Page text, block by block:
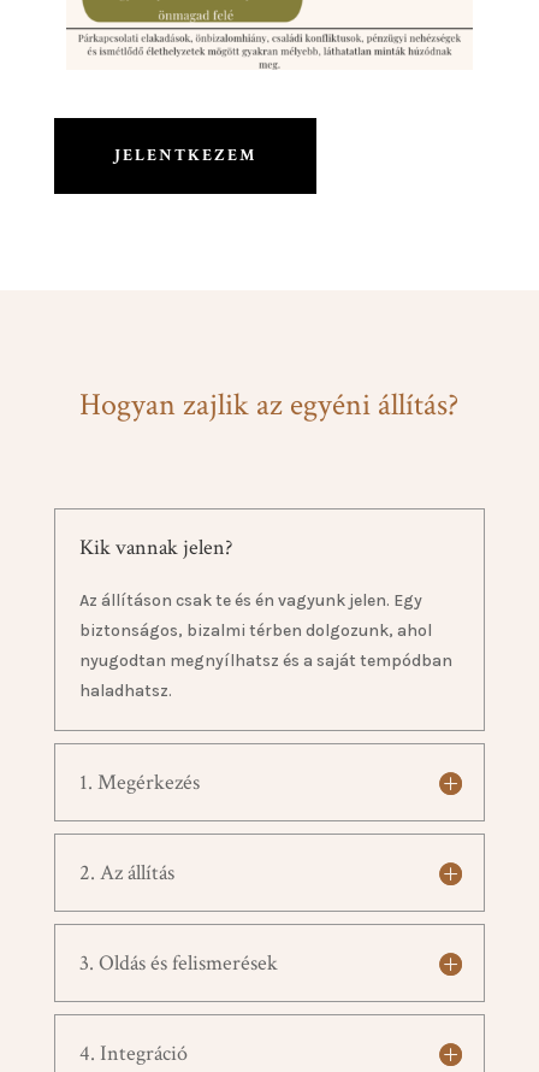
JELENTKEZEM
Hogyan zajlik az egyéni állítás?
Kik vannak jelen?
Az állításon csak te és én vagyunk jelen. Egy
biztonságos, bizalmi térben dolgozunk, ahol
nyugodtan megnyílhatsz és a saját tempódban
haladhatsz.
1. Megérkezés
2. Az állítás
3. Oldás és felismerések
4. Integráció